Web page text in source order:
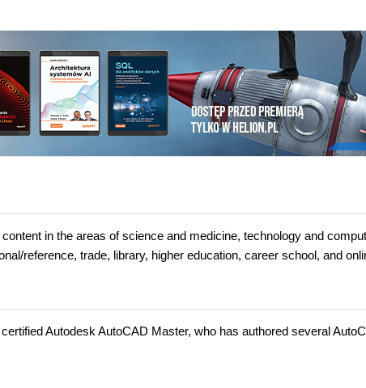
in the areas of science and medicine, technology and
reference, trade, library, higher education, career school, and
Autodesk AutoCAD Master, who has authored several